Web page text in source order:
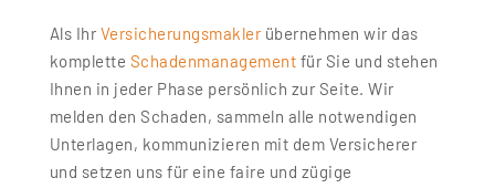
Als Ihr Versicherungsmaklerübernehmen wir das
komplette Schadenmanagement für Sie und stehen
Ihnen in jeder Phase persönlich zur Seite. Wir
melden den Schaden, sammeln alle notwendigen
Unterlagen, kommunizieren mit dem Versicherer
und setzen uns für eine faire und zügige